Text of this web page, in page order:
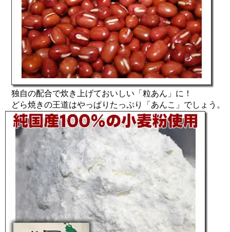
独自の配合で炊き上げておいしい「粒あん」に！
どら焼きの王道はやっぱりたっぷり「あんこ」でしょう。